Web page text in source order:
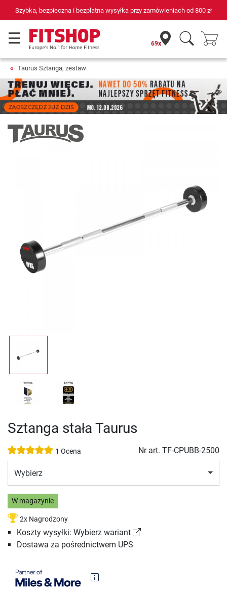
Szybka, bezpieczna i bezpłatna wysyłka przy zamówieniach od 800 zł
69x
Taurus Sztanga, zestaw
Sztanga stała Taurus
1 Ocena Nr art. TF-CPUBB-2500
Wybierz
W magazynie
2x Nagrodzony
Koszty wysyłki: Wybierz wariant
Dostawa za pośrednictwem UPS